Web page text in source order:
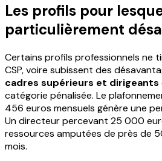
Les profils pour
particulièrement
Certains profils professionnels ne
CSP, voire subissent des
cadres supérieurs et dirigeants
catégorie pénalisée. Le
456 euros mensuels génère une
Un directeur percevant 25 000
ressources amputées de près de
mois.